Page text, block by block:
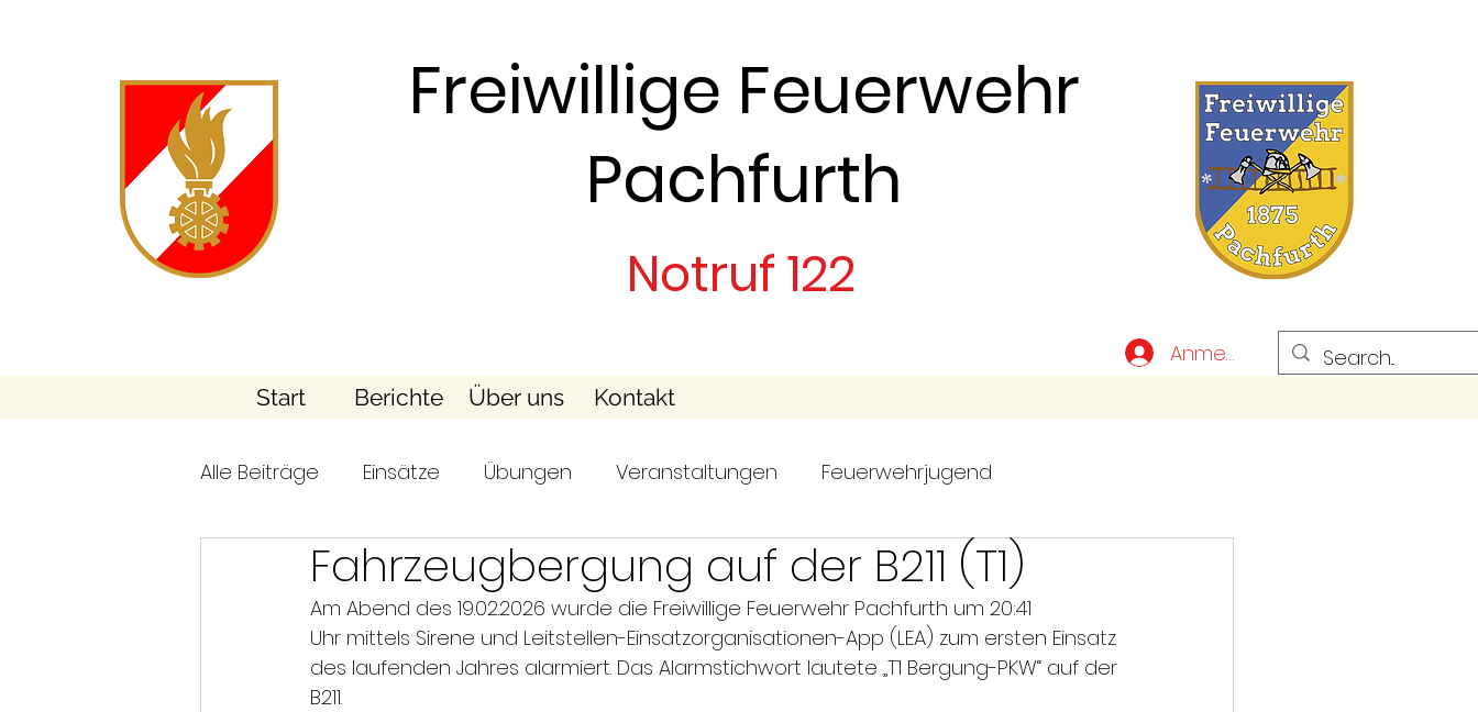
Freiwillige Feuerwehr
Pachfurth
Notruf 122
Start Berichte Über uns Kontakt
Anmelden
Alle Beiträge Einsätze Übungen Veranstaltungen Feuerwehrjugend
Fahrzeugbergung auf der B211 (T1)
Am Abend des 19.02.2026 wurde die Freiwillige Feuerwehr Pachfurth um 20:41
Uhr mittels Sirene und Leitstellen-Einsatzorganisationen-App (LEA) zum ersten Einsatz
des laufenden Jahres alarmiert. Das Alarmstichwort lautete „T1 Bergung-PKW“ auf der
B211.